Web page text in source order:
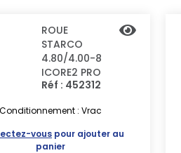
ROUE
STARCO
4.80/4.00-8
ICORE2 PRO
Réf : 452312
: Vrac
vous pour ajouter au
panier